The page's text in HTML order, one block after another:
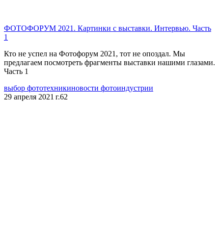
ФОТОФОРУМ 2021. Картинки с выставки. Интервью. Часть
1
Кто не успел на Фотофорум 2021, тот не опоздал. Мы
предлагаем посмотреть фрагменты выставки нашими глазами.
Часть 1
выбор фототехникиновости фотоиндустрии
29 апреля 2021 г.62